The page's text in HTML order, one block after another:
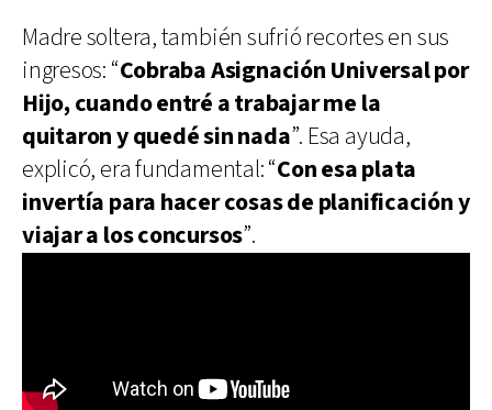
Madre soltera, también sufrió recortes en sus
ingresos: “Cobraba Asignación Universal por
Hijo, cuando entré a trabajar me la
quitaron y quedé sin nada”. Esa ayuda,
explicó, era fundamental: “Con esa plata
invertía para hacer cosas de planificación y
viajar a los concursos”.